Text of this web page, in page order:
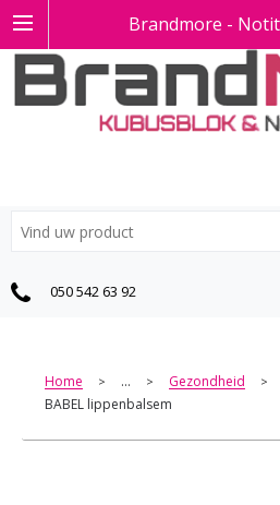
Brandmore -
050 542 63 92
Home > ... > Gezondheid >
BABEL lippenbalsem